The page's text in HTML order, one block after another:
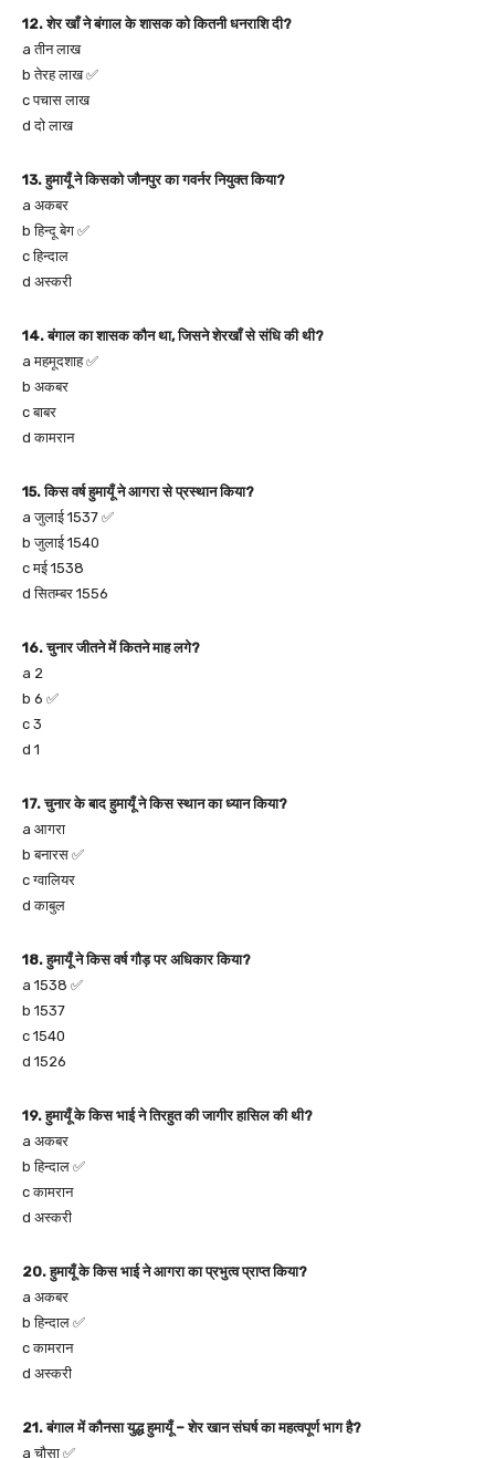
12. शेर खाँ ने बंगाल के शासक को कितनी धनराशि दी?
a तीन लाख
b तेरह लाख ✅
c पचास लाख
d दो लाख
13. हुमायूँ ने किसको जौनपुर का गवर्नर नियुक्त किया?
a अकबर
b हिन्दू बेग ✅
c हिन्दाल
d अस्करी
14. बंगाल का शासक कौन था, जिसने शेरखाँ से संधि की थी?
a महमूदशाह ✅
b अकबर
c बाबर
d कामरान
15. किस वर्ष हुमायूँ ने आगरा से प्रस्थान किया?
a जुलाई 1537 ✅
b जुलाई 1540
c मई 1538
d सितम्बर 1556
16. चुनार जीतने में कितने माह लगे?
a 2
b 6 ✅
c 3
d 1
17. चुनार के बाद हुमायूँ ने किस स्थान का ध्यान किया?
a आगरा
b बनारस ✅
c ग्वालियर
d काबुल
18. हुमायूँ ने किस वर्ष गौड़ पर अधिकार किया?
a 1538 ✅
b 1537
c 1540
d 1526
19. हुमायूँ के किस भाई ने तिरहुत की जागीर हासिल की थी?
a अकबर
b हिन्दाल ✅
c कामरान
d अस्करी
20. हुमायूँ के किस भाई ने आगरा का प्रभुत्व प्राप्त किया?
a अकबर
b हिन्दाल ✅
c कामरान
d अस्करी
21. बंगाल में कौनसा युद्ध हुमायूँ – शेर खान संघर्ष का महत्वपूर्ण भाग है?
a चौसा ✅